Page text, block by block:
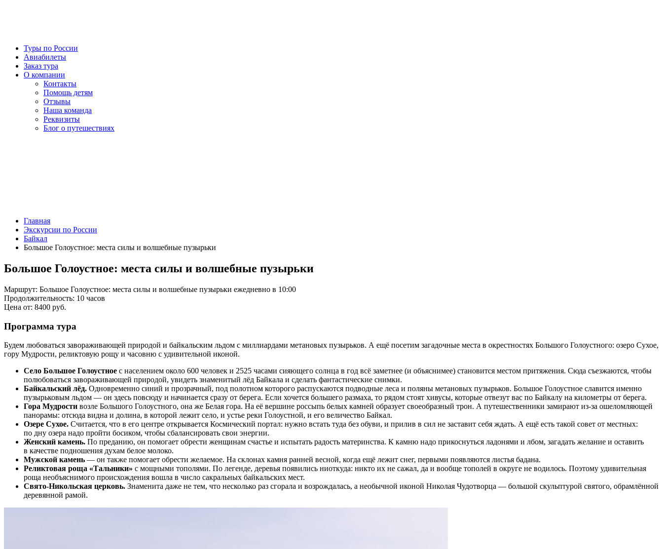
Туры по России
Авиабилеты
Заказ тура
О компании
Контакты
Помощь детям
Отзывы
Наша команда
Реквизиты
Блог о путешествиях
Главная
Экскурсии по России
Байкал
Большое Голоустное: места силы и волшебные пузырьки
Большое Голоустное: места силы и волшебные пузырьки
Маршрут: Большое Голоустное: места силы и волшебные пузырьки ежедневно в 10:00
Продолжительность: 10 часов
Цена от: 8400 руб.
Программа тура
Будем любоваться завораживающей природой и байкальским льдом с миллиардами метановых пузырьков. А ещё посетим загадочные места в окрестностях Большого Голоустного: озеро Сухое,
гору Мудрости, реликтовую рощу и часовню с удивительной иконой.
Село Большое Голоустное с населением около 600 человек и 2525 часами сияющего солнца в год всё заметнее (и объяснимее) становится местом притяжения. Сюда съезжаются, чтобы
полюбоваться завораживающей природой, увидеть знаменитый лёд Байкала и сделать фантастические снимки.
Байкальский лёд. Одновременно синий и прозрачный, под полотном которого распускаются подводные леса и поляны метановых пузырьков. Большое Голоустное славится именно
пузырьковым льдом — он здесь повсюду и начинается сразу от берега. Если хочется большего размаха, то рядом стоят хивусы, которые отвезут вас по Байкалу на километры от берега.
Гора Мудрости возле Большого Голоустного, она же Белая гора. На её вершине россыпь белых камней образует своеобразный трон. А путешественники замирают из-за ошеломляющей
панорамы: отсюда видна и долина, в которой лежит село, и устье реки Голоустной, и его величество Байкал.
Озере Сухое. Считается, что в его центре открывается Космический портал: нужно встать туда без обуви, и прилив в сил не заставит себя ждать. А ещё есть такой совет от местных:
по дну озера надо пройти босиком, чтобы сбалансировать свои энергии.
Женский камень. По преданию, он помогает обрести женщинам счастье и испытать радость материнства. К камню надо прикоснуться ладонями и лбом, загадать желание и оставить
в качестве подношения духам белое молоко.
Мужской камень — он также помогает обрести желаемое. На склонах камня ранней весной, когда ещё лежит снег, первыми появляются листья бадана.
Реликтовая роща «Тальники» с мощными тополями. По легенде, деревья появились ниоткуда: никто их не сажал, да и вообще тополей в округе не водилось. Поэтому удивительная
роща необъяснимого происхождения вошла в число сакральных байкальских мест.
Свято-Никольская церковь. Знаменита даже не тем, что несколько раз сгорала и возрождалась, а необычной иконой Николая Чудотворца — большой скульптурой святого, обрамлённой
деревянной рамой.